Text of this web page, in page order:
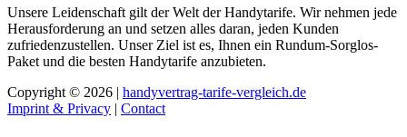
Unsere Leidenschaft gilt der Welt der Handytarife. Wir nehmen jede
Herausforderung an und setzen alles daran, jeden Kunden
zufriedenzustellen. Unser Ziel ist es, Ihnen ein Rundum-Sorglos-
Paket und die besten Handytarife anzubieten.
Copyright © 2026 | handyvertrag-tarife-vergleich.de
Imprint & Privacy | Contact